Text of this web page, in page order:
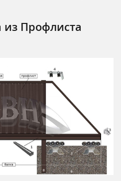
из Профлиста